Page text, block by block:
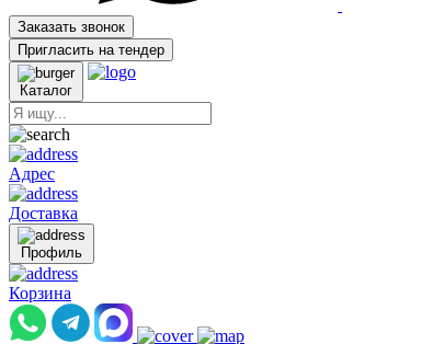
Заказать звонок
Пригласить на тендер
Каталог
Адрес
Доставка
Профиль
Корзина